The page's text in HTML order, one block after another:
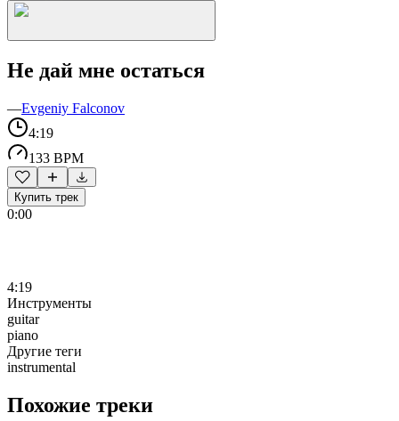
Не дай мне остаться
—Evgeniy Falconov
4:19
133 BPM
Купить трек
0:00
4:19
Инструменты
guitar
piano
Другие теги
instrumental
Похожие треки